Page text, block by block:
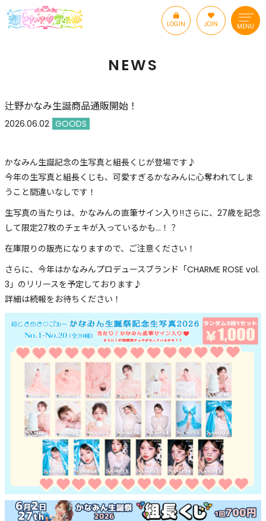
LOGIN JOIN MENU
NEWS
辻野かなみ生誕商品通販開始！
2026.06.02 GOODS
かなみん生誕記念の生写真と組長くじが登場です♪
今年の生写真と組長くじも、可愛すぎるかなみんに心奪われてしま
うこと間違いなしです！
生写真の当たりは、かなみんの直筆サイン入り!!さらに、27歳を記念
して限定27枚のチェキが入っているかも…！？
在庫限りの販売になりますので、ご注意ください！
さらに、今年はかなみんプロデュースブランド「CHARME ROSE vol.
3」のリリースを予定しております♪
詳細は続報をお待ちください！